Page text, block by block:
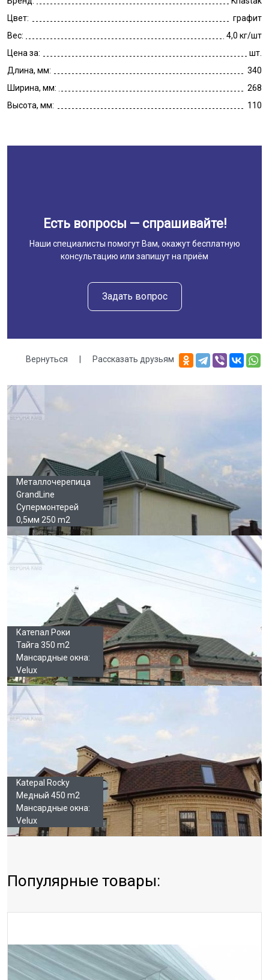
Цвет:
графит
Вес:
4,0 кг/шт
Цена за:
шт.
Длина, мм:
340
Ширина, мм:
268
Высота, мм:
110
Есть вопросы — спрашивайте!
Наши специалисты помогут Вам, окажут бесплатную
консультацию или запишут на приём
Задать вопрос
Вернуться | Рассказать друзьям
Галерея
Металлочерепица
GrandLine
Супермонтерей
0,5мм 250 m2
Катепал Роки
Тайга 350 m2
Мансардные окна:
Velux
Katepal Rocky
Медный 450 m2
Мансардные окна:
Velux
Популярные товары: